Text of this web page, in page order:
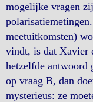
mogelijke vragen
meetuitkomsten)
vindt, is dat Xavier
hetzelfde antwoord
op vraag B, dan
mysterieus: ze